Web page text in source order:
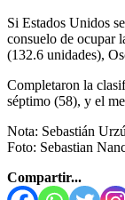
Si Estados Unidos
consuelo de ocupar
(132.6 unidades),
Completaron la
séptimo (58), y el
Nota: Sebastián
Foto: Sebastian
Compartir...